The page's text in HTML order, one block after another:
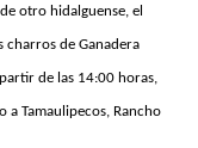
otro hidalguense, el
charros de Ganadera
de las 14:00 horas,
a Tamaulipecos, Rancho